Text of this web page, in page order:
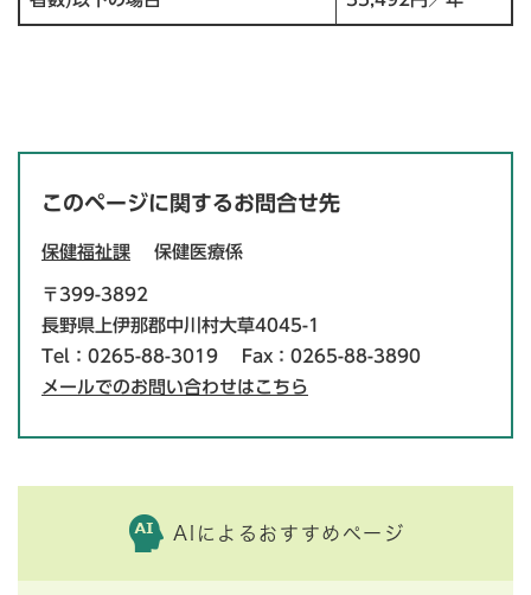
このページに関するお問合せ先
保健福祉課 保健医療係
〒399-3892
長野県上伊那郡中川村大草4045-1
Tel：0265-88-3019
Fax：0265-88-3890
メールでのお問い合わせはこちら
AIによるおすすめページ